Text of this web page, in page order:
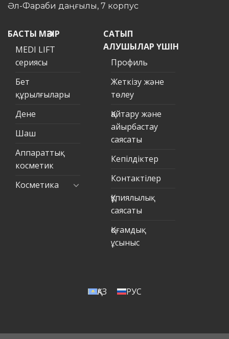
Әл-Фараби даңғылы, 7 корпус
БАСТЫ МӘЗІР
MEDI LIFT
сериясы
Бет
құрылғылары
Дене
Шаш
Аппараттық
косметик
Косметика
САТЫП
АЛУШЫЛАР ҮШІН
Профиль
Жеткізу және
төлеу
Қайтару және
айырбастау
саясаты
Кепілдіктер
Контактілер
Құпиялылық
саясаты
Қоғамдық
ұсыныс
ҚАЗ РУС